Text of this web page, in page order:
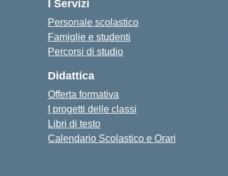
I Servizi
Personale scolastico
Famiglie e studenti
Percorsi di studio
Didattica
Offerta formativa
I progetti delle classi
Libri di testo
Calendario Scolastico e Orari